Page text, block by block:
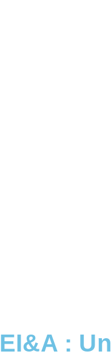
EI&A :